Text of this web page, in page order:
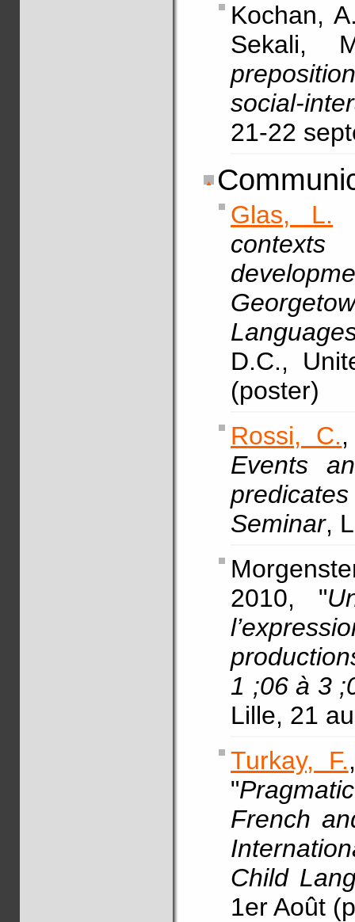
Kochan,
Sekali,
social-
21-22
Glas, L.
D.C.,
(poster)
Rossi, C.
Events
Seminar,
2010, "
1 ;06 à 3
Lille, 21
Turkay, F.
"
French
Child
1er Août